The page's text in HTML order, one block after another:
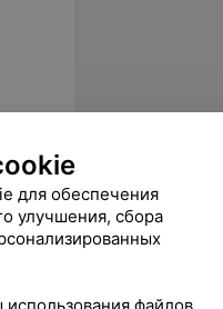
для обеспечения
улучшения, сбора